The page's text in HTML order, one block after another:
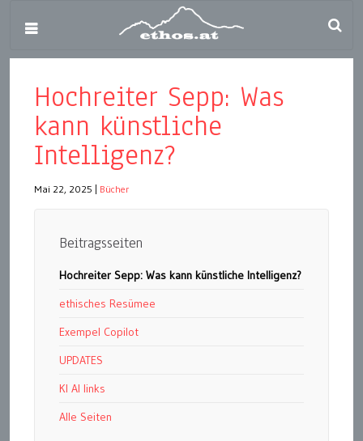
Hochreiter Sepp: Was
kann künstliche
Intelligenz?
Mai 22, 2025 Bücher
Beitragsseiten
Hochreiter Sepp: Was kann künstliche Intelligenz?
ethisches Resümee
Exempel Copilot
UPDATES
KI AI links
Alle Seiten